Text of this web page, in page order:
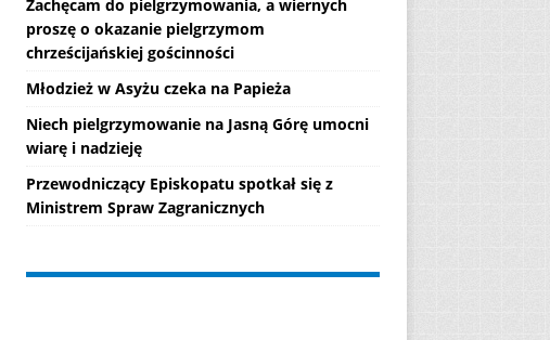
Zachęcam do pielgrzymowania, a wiernych
proszę o okazanie pielgrzymom
chrześcijańskiej gościnności
Młodzież w Asyżu czeka na Papieża
Niech pielgrzymowanie na Jasną Górę umocni
wiarę i nadzieję
Przewodniczący Episkopatu spotkał się z
Ministrem Spraw Zagranicznych